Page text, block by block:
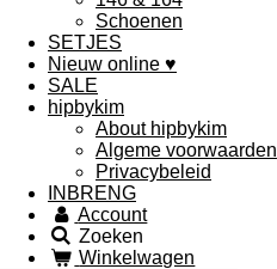
Schoenen
SETJES
Nieuw online ♥
SALE
hipbykim
About hipbykim
Algeme voorwaarden
Privacybeleid
INBRENG
Account
Zoeken
Winkelwagen